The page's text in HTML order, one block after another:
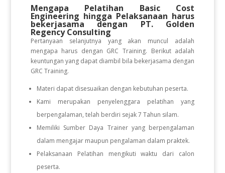
Mengapa Pelatihan Basic Cost
Engineering hingga Pelaksanaan harus
bekerjasama dengan PT. Golden
Regency Consulting
Pertanyaan selanjutnya yang akan muncul adalah
mengapa harus dengan GRC Training. Berikut adalah
keuntungan yang dapat diambil bila bekerjasama dengan
GRC Training.
Materi dapat disesuaikan dengan kebutuhan peserta.
Kami merupakan penyelenggara pelatihan yang
berpengalaman, telah berdiri sejak 7 Tahun silam.
Memiliki Sumber Daya Trainer yang berpengalaman
dalam mengajar maupun pengalaman dalam praktek.
Pelaksanaan Pelatihan mengikuti waktu dari calon
peserta.